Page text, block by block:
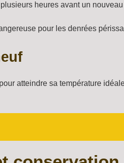
heures avant un
pour les denrées
pour atteindre sa température